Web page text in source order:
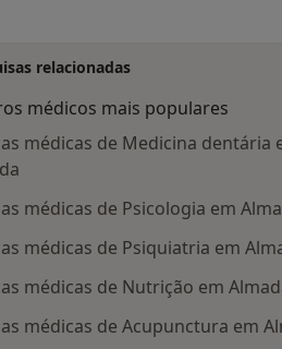
relacionadas
médicos mais populares
médicas de Medicina dentária
médicas de Psicologia em
médicas de Psiquiatria em
médicas de Nutrição em
médicas de Acupunctura em